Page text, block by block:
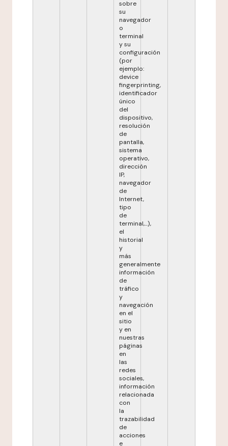
sobre
su
navegador
o
terminal
y su
configuración
(por
ejemplo:
device
fingerprinting,
identificador
único
del
dispositivo,
resolución
de
pantalla,
sistema
operativo,
dirección
IP,
navegador
de
Internet,
tipo
de
terminal,...),
el
historial
y
más
generalmente
información
de
tráfico
y
navegación
en el
sitio
y en
nuestras
páginas
en
las
redes
sociales,
información
relacionada
con
la
trazabilidad
de
acciones
e